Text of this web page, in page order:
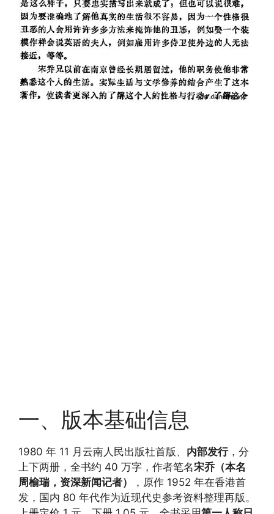
一、版本基础信息
1980 年 11 月云南人民出版社首版、 内部发行，分
上下两册，全书约 40 万字，作者笔名宋乔（本名
周榆瑞，资深新闻记者）
，原作 1952 年在香港首
发，国内 80 年代作为近现代史参考资料整理再版。